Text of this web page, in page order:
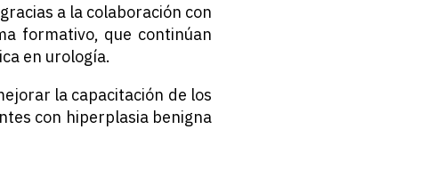
a la colaboración con
formativo, que continúan
en urología.
la capacitación de los
con hiperplasia benigna